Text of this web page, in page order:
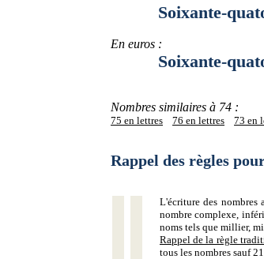
Soixante-
En euros :
Soixante-
Nombres similaires à 74 :
75 en lettres 76 en lettres 73 en
Rappel des règles
L'écriture des
nombre complexe,
noms tels que millier,
Rappel de la règle
tous les nombres sauf